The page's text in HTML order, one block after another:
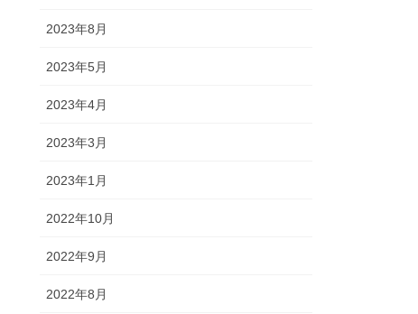
2023年8月
2023年5月
2023年4月
2023年3月
2023年1月
2022年10月
2022年9月
2022年8月